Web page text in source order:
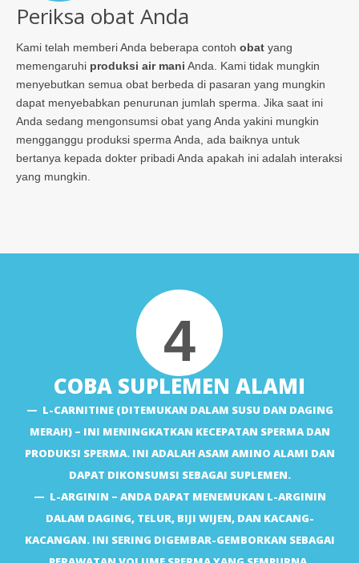
Periksa obat Anda
Kami telah memberi Anda beberapa contoh obat yang
memengaruhi produksi air mani Anda. Kami tidak mungkin
menyebutkan semua obat berbeda di pasaran yang mungkin
dapat menyebabkan penurunan jumlah sperma. Jika saat ini
Anda sedang mengonsumsi obat yang Anda yakini mungkin
mengganggu produksi sperma Anda, ada baiknya untuk
bertanya kepada dokter pribadi Anda apakah ini adalah interaksi
yang mungkin.
4
COBA SUPLEMEN ALAMI
L-CARNITINE (DITEMUKAN DALAM SUSU DAN DAGING
MERAH) – INI MENINGKATKAN KECEPATAN SPERMA DAN
PRODUKSI SPERMA. INI ADALAH ASAM AMINO ALAMI DAN
DAPAT DIKONSUMSI SEBAGAI SUPLEMEN.
L-ARGININ – ANDA DAPAT MENEMUKAN L-ARGININ
DALAM DAGING, TELUR, BIJI WIJEN, DAN KACANG-
KACANGAN. INI SERING DIGEMBAR-GEMBORKAN SEBAGAI